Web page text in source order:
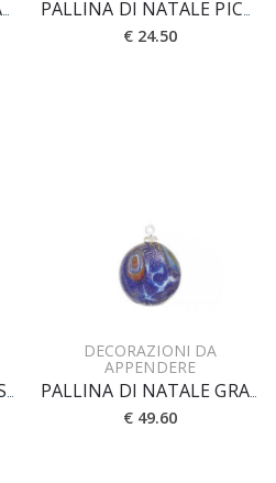
PALLINA DI NATALE MACCHIE BICOLORE PICCOLA PALLINA DI NATALE PICCOLA MACCHIE
€ 24.50
PALLINA DI NATALE CASANOVA D. 8 cm
DECORAZIONI DA
APPENDERE
PALLINA DI NATALE GRANDE FOGLIA ORO
€ 49.60